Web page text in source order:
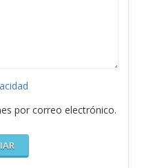
por correo electrónico.